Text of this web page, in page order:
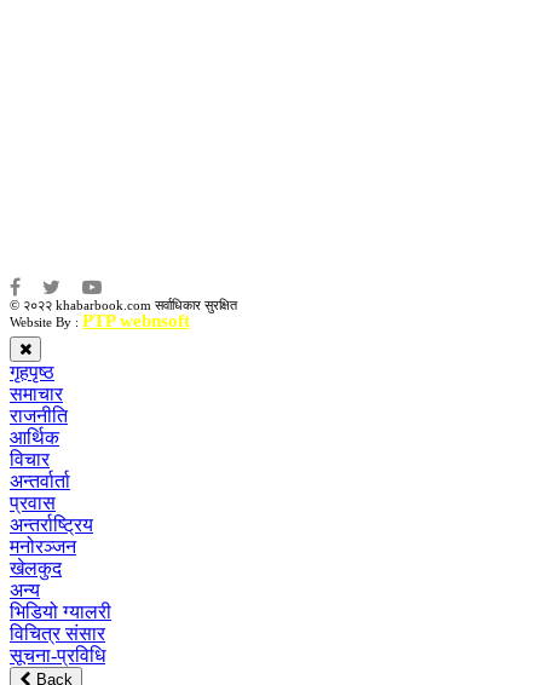
© २०२२ khabarbook.com सर्वाधिकार सुरक्षित
Website By : PTP webnsoft
गृहपृष्ठ
समाचार
राजनीति
आर्थिक
विचार
अन्तर्वार्ता
प्रवास
अन्तर्राष्ट्रिय
मनोरञ्जन
खेलकुद
अन्य
भिडियो ग्यालरी
विचित्र संसार
सूचना-प्रविधि
Back